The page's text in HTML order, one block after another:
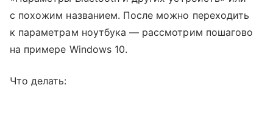
с похожим названием. После можно переходить
к параметрам ноутбука — рассмотрим пошагово
на примере Windows 10.
Что делать: